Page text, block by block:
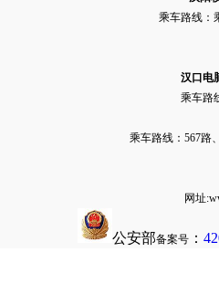
乘车路线：
汉口电
乘车路
乘车路线：567路
网址
公安部备案号 ：